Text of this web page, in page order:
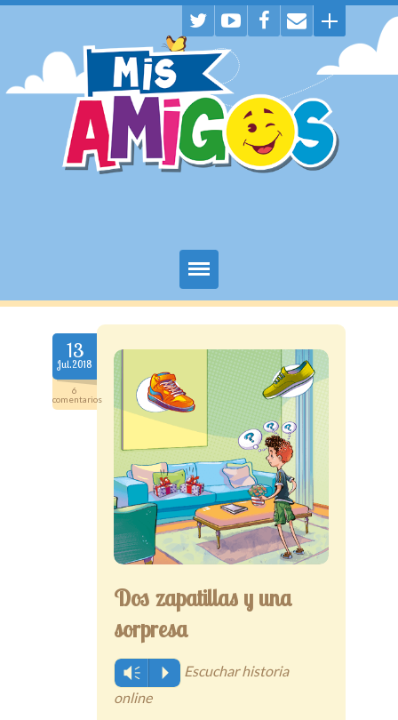
Juegos
Historietas
Descargas
Secciones
Tiendita
Docentes
13
Jul.2018
6
comentarios
Dos zapatillas y una
sorpresa
Vm P
Escuchar historia
online